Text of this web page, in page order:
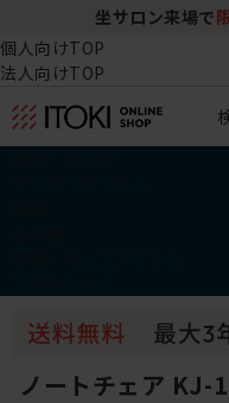
坐サロン来場で
個人向けTOP
法人向けTOP
ノートチェア KJ-